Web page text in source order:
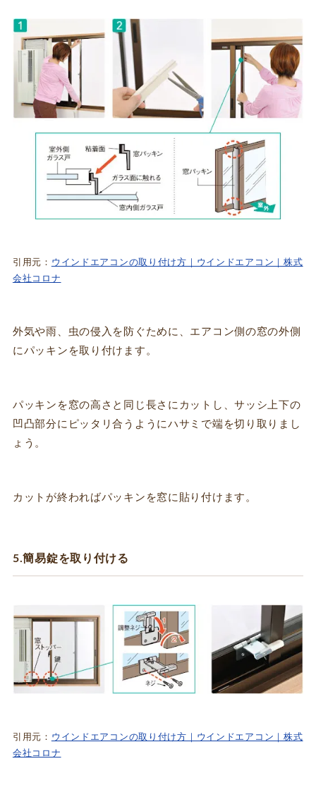
引用元： ウインドエアコンの取り付け方｜ウインドエアコン｜株式
会社コロナ
外気や雨、虫の侵入を防ぐために、エアコン側の窓の外側
にパッキンを取り付けます。
パッキンを窓の高さと同じ長さにカットし、サッシ上下の
凹凸部分にピッタリ合うようにハサミで端を切り取りまし
ょう。
カットが終わればパッキンを窓に貼り付けます。
5.簡易錠を取り付ける
引用元： ウインドエアコンの取り付け方｜ウインドエアコン｜株式
会社コロナ